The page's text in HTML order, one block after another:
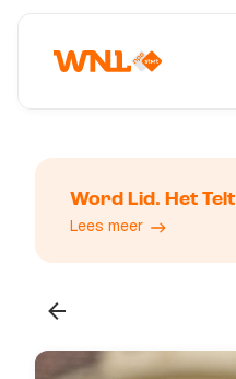
Word Lid. Het Telt
Lees meer